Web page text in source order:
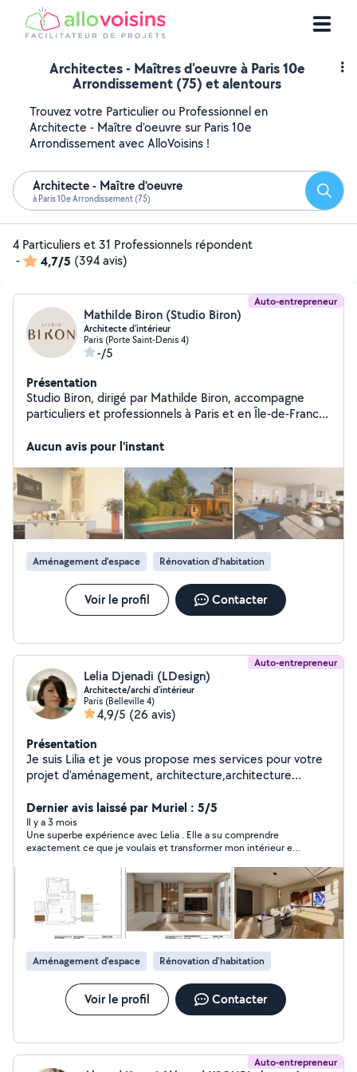
Architectes - Maîtres d'oeuvre à Paris 10e
Arrondissement (75) et alentours
Trouvez votre Particulier ou Professionnel en
Architecte - Maître d'oeuvre sur Paris 10e
Arrondissement avec AlloVoisins !
Architecte - Maître d'oeuvre
à Paris 10e Arrondissement (75)
4 Particuliers et 31 Professionnels répondent
-
4,7/5 (394 avis)
Auto-entrepreneur
Mathilde Biron (Studio Biron)
Architecte d'intérieur
Paris (Porte Saint-Denis 4)
-/5
Présentation
Studio Biron, dirigé par Mathilde Biron, accompagne
particuliers et professionnels à Paris et en Île-de-France
décoration sur mesure. Chaque projet est conçu
et personnalité, avec un accompagnement clé en main
des esquisses jusqu'à la livraison du chantier.
Aucun avis pour l'instant
Aménagement d'espace Rénovation d'habitation
Voir le profil Contacter
Auto-entrepreneur
Lelia Djenadi (LDesign)
Architecte/archi d'intérieur
Paris (Belleville 4)
4,9/5 (26 avis)
Présentation
Je suis Lilia et je vous propose mes services pour votre
projet d'aménagement, architecture,architecture
optimiser vos espaces ou améliorer vos intérieurs. J'ai
beaucoup d'années d'expérience en agence et il y'a
quelque temps, j'ai lancé mon entreprise LDesign. Je
vous propose un travail de qualité qui répondra à vos
besoins, s'adaptera à vos envies tout en respectant
votre budget. Si vous souhaitez avoir plus d'informations
ou voulez discuter de votre projet,n'hésitez pas à me
solliciter.
Dernier avis laissé par Muriel : 5/5
Il y a 3 mois
Une superbe expérience avec Lelia . Elle a su comprendre
exactement ce que je voulais et transformer mon intérieur en
style, sa bienveillance et sa capacité à créer une décoration qui
me ressemble vraiment. Je recommande les yeux fermés.
Aménagement d'espace Rénovation d'habitation
Voir le profil Contacter
Auto-entrepreneur